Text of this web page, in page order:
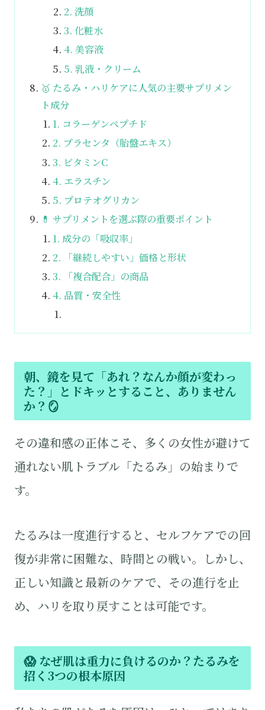
2. 洗顔
3. 化粧水
4. 美容液
5. 乳液・クリーム
🥇 たるみ・ハリケアに人気の主要サプリメン
ト成分
1. コラーゲンペプチド
2. プラセンタ（胎盤エキス）
3. ビタミンC
4. エラスチン
5. プロテオグリカン
💊 サプリメントを選ぶ際の重要ポイント
1. 成分の「吸収率」
2. 「継続しやすい」価格と形状
3. 「複合配合」の商品
4. 品質・安全性
朝、鏡を見て「あれ？なんか顔が変わっ
た？」とドキッとすること、ありません
か？🪞
その違和感の正体こそ、多くの女性が避けて
通れない肌トラブル「たるみ」の始まりで
す。
たるみは一度進行すると、セルフケアでの回
復が非常に困難な、時間との戦い。しかし、
正しい知識と最新のケアで、その進行を止
め、ハリを取り戻すことは可能です。
😱 なぜ肌は重力に負けるのか？たるみを
招く3つの根本原因